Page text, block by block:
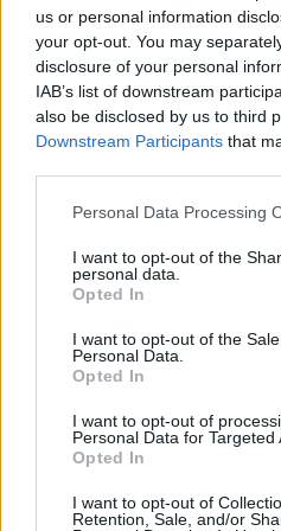
us or personal information
your opt-out. You may
disclosure of your personal
IAB’s list of downstream
also be disclosed by us to third
Downstream Participants that
Personal Data Processing
I want to opt-out of the
personal data.
Opted In
I want to opt-out of the
Personal Data.
Opted In
I want to opt-out of
Personal Data for Targeted
Opted In
I want to opt-out of
Retention, Sale, and/or
Έδωσε έμφαση στην πολιτική
στην πολιτική ουσία: «Ποιος
ως αριστερός, ποιος είναι
πράττει ως
συναντάμε, από την
παραδείγματα με πολύ
φωτίζουν ακόμη περισσότερο
πληρώνει ακριβά το
Μπορούσε ένας πιστός
φιλοευρωπαϊστής, να
που έχει προτεραιότητα τη
πουλήσει κόκκινα δάνεια
θέλουν να τους πάρουν τις